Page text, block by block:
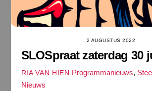
2 AUGUSTUS 2022
SLOSpraat zaterdag 30
RIA VAN HIEN Programmanieuws,
Nieuws